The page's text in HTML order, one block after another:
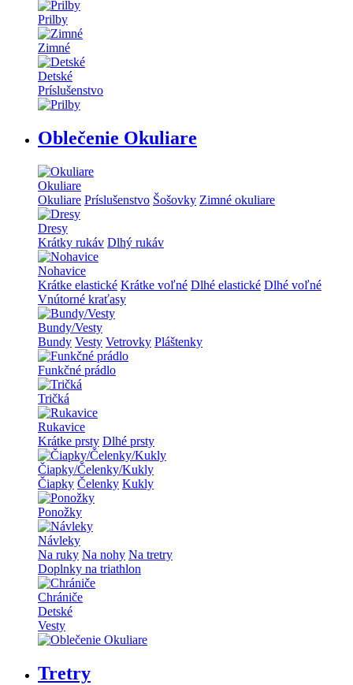
Prilby
Zimné
Detské
Príslušenstvo
Oblečenie Okuliare
Okuliare
Okuliare Príslušenstvo Šošovky Zimné okuliare
Dresy
Krátky rukáv Dlhý rukáv
Nohavice
Krátke elastické Krátke voľné Dlhé elastické Dlhé voľné
Vnútorné kraťasy
Bundy/Vesty
Bundy Vesty Vetrovky Pláštenky
Funkčné prádlo
Tričká
Rukavice
Krátke prsty Dlhé prsty
Čiapky/Čelenky/Kukly
Čiapky Čelenky Kukly
Ponožky
Návleky
Na ruky Na nohy Na tretry
Doplnky na triathlon
Chrániče
Detské
Vesty
Tretry